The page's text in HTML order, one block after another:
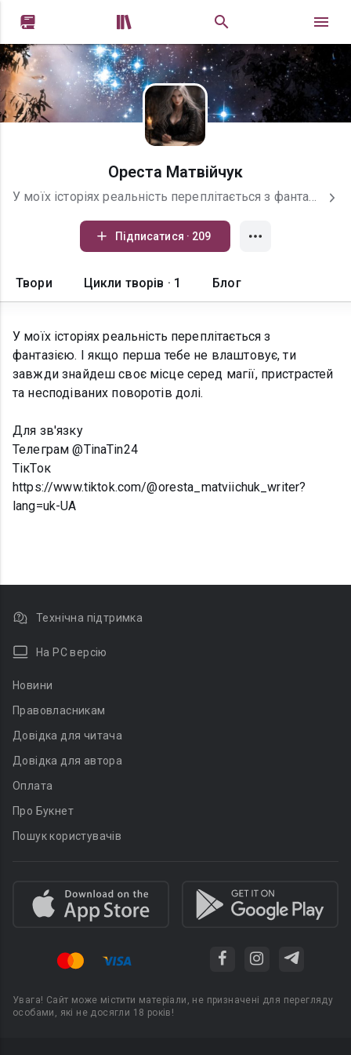
 
Ореста Матвійчук
У моїх історіях реальність переплітається з фантазією. І якщо перша тебе не влаштовує, ти завжди знайдеш своє місце серед магії, пристрастей та несподіваних поворотів долі. Для зв'язку Телеграм @TinaTin24 ТікТок https://www.tiktok.com/@oresta_matviichuk_writer?lang=uk-UA
Підписатися · 209
Твори Цикли творів · 1 Блог
У моїх історіях реальність переплітається з
фантазією. І якщо перша тебе не влаштовує, ти
завжди знайдеш своє місце серед магії, пристрастей
та несподіваних поворотів долі.
Для зв'язку
Телеграм @TinaTin24
ТікТок
https://www.tiktok.com/@oresta_matviichuk_writer?
lang=uk-UA
Технічна підтримка
На PC версію
Новини
Правовласникам
Довідка для читача
Довідка для автора
Оплата
Про Букнет
Пошук користувачів
Увага! Сайт може містити матеріали, не призначені для перегляду
особами, які не досягли 18 років!